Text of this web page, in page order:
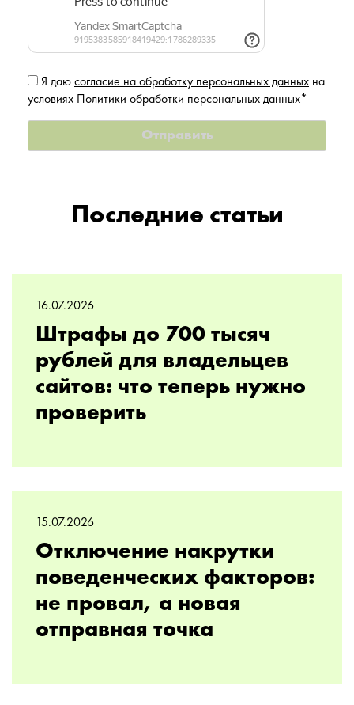
Я даю согласие на обработку персональных данных на
условиях Политики обработки персональных данных*
Последние статьи
16.07.2026
Штрафы до 700 тысяч
рублей для владельцев
сайтов: что теперь нужно
проверить
15.07.2026
Отключение накрутки
поведенческих факторов:
не провал, а новая
отправная точка